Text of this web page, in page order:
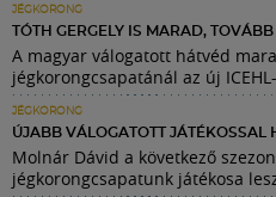
JÉGKORONG
TÓTH GERGELY IS MARAD,
A magyar válogatott hátvéd
jégkorongcsapatánál az új
JÉGKORONG
ÚJABB VÁLOGATOTT JÁTÉKOSSAL
Molnár Dávid a következő
jégkorongcsapatunk játékosa